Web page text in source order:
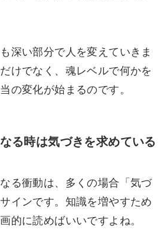
深い部分で人を変えていきま
けでなく、魂レベルで何かを
の変化が始まるのです。
る時は気づきを求めている
る衝動は、多くの場合「気づ
インです。知識を増やすため
的に読めばいいですよね。